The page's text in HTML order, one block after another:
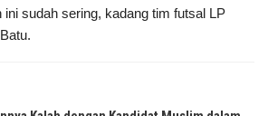
ini sudah sering, kadang tim futsal LP